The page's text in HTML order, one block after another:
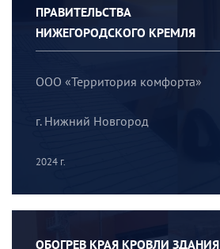
ПРАВИТЕЛЬСТВА
НИЖЕГОРОДСКОГО КРЕМЛЯ
ООО «Территория комфорта»
г. Нижний Новгород
2024 г.
ОБОГРЕВ КРАЯ КРОВЛИ ЗДАНИЯ